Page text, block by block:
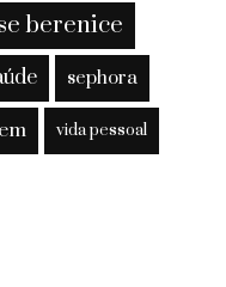
berenice
sephora
vida pessoal